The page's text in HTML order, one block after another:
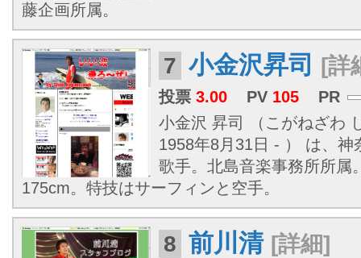
藤企画所属。
7 小金沢昇司 [詳
投票 3.00 PV 105
PR
小金沢 昇司 （こがねざわ
1958年8月31日 - ） は、神
歌手。北島音楽事務所所属
175cm。特技はサーフィンと空手。
8 前川清 [詳細]